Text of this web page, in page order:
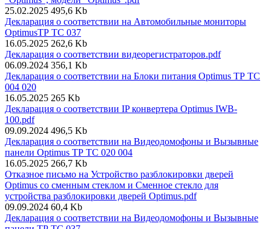
25.02.2025 495,6 Kb
Декларация о соответствии на Автомобильные мониторы
OptimusТР ТС 037
16.05.2025 262,6 Kb
Декларация о соответствии видеорегистраторов.pdf
06.09.2024 356,1 Kb
Декларация о соответствии на Блоки питания Optimus ТР ТС
004 020
16.05.2025 265 Kb
Декларация о соответствии IP конвертера Optimus IWB-
100.pdf
09.09.2024 496,5 Kb
Декларация о соответствии на Видеодомофоны и Вызывные
панели Optimus ТР ТС 020 004
16.05.2025 266,7 Kb
Отказное письмо на Устройство разблокировки дверей
Optimus со сменным стеклом и Сменное стекло для
устройства разблокировки дверей Optimus.pdf
09.09.2024 60,4 Kb
Декларация о соответствии на Видеодомофоны и Вызывные